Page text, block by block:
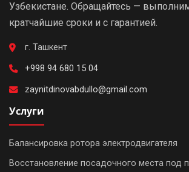
Узбекистане. Обращайтесь —
кратчайшие сроки и с гарантией.
г. Ташкент
+998 94 680 15 04
zaynitdinovabdullo@gmail.com
Услуги
Балансировка ротора электродвигателя
Восстановление посадочного места под